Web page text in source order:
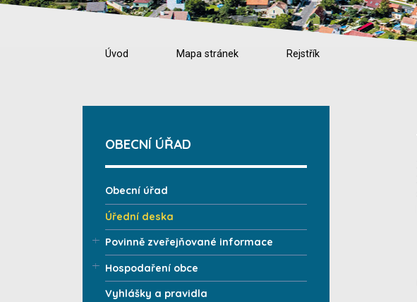
Úvod Mapa stránek Rejstřík
OBECNÍ ÚŘAD
Obecní úřad
Úřední deska
Povinně zveřejňované informace
Hospodaření obce
Vyhlášky a pravidla